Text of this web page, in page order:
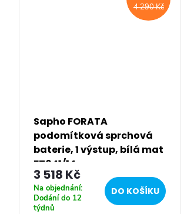
4 290 Kč
Sapho FORATA
podomítková sprchová
baterie, 1 výstup, bílá mat
FT041/14
3 518 Kč
Na objednání:
Dodání do 12
týdnů
DO KOŠÍKU